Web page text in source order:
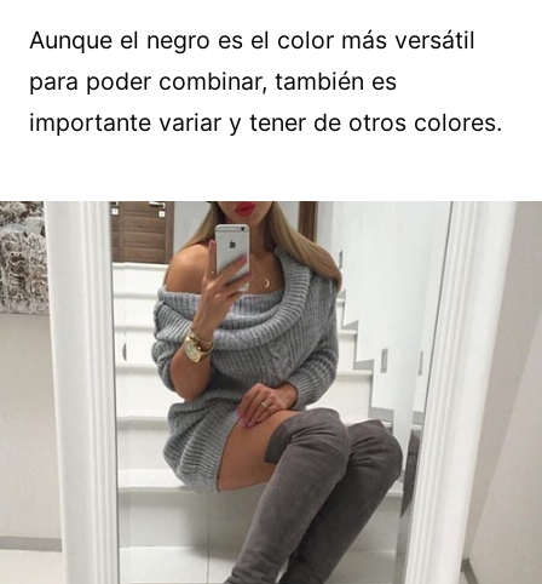
Aunque el negro es el color más versátil
para poder combinar, también es
importante variar y tener de otros colores.